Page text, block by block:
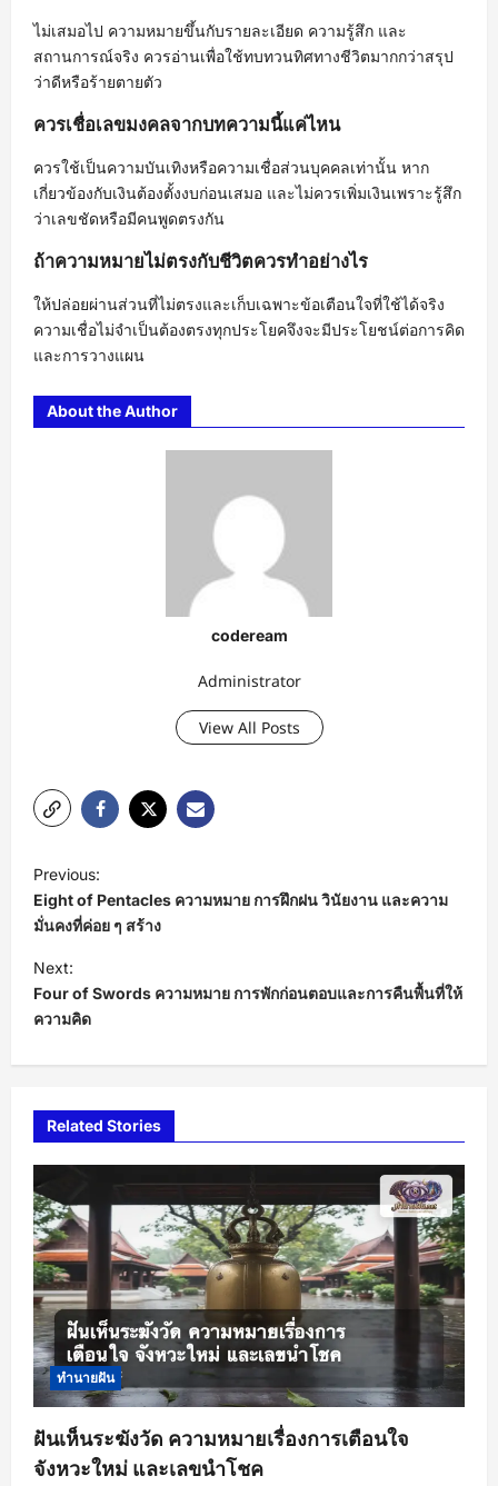
ไม่เสมอไป ความหมายขึ้นกับรายละเอียด ความรู้สึก และ
สถานการณ์จริง ควรอ่านเพื่อใช้ทบทวนทิศทางชีวิตมากกว่าสรุป
ว่าดีหรือร้ายตายตัว
ควรเชื่อเลขมงคลจากบทความนี้แค่ไหน
ควรใช้เป็นความบันเทิงหรือความเชื่อส่วนบุคคลเท่านั้น หาก
เกี่ยวข้องกับเงินต้องตั้งงบก่อนเสมอ และไม่ควรเพิ่มเงินเพราะรู้สึก
ว่าเลขชัดหรือมีคนพูดตรงกัน
ถ้าความหมายไม่ตรงกับชีวิตควรทำอย่างไร
ให้ปล่อยผ่านส่วนที่ไม่ตรงและเก็บเฉพาะข้อเตือนใจที่ใช้ได้จริง
ความเชื่อไม่จำเป็นต้องตรงทุกประโยคจึงจะมีประโยชน์ต่อการคิด
และการวางแผน
About the Author
codeream
Administrator
View All Posts
o
s
t
n
a
v
g
a
t
i
o
n
Previous:
Eight of Pentacles ความหมาย การฝึกฝน วินัยงาน และความ
มั่นคงที่ค่อย ๆ สร้าง
Next:
Four of Swords ความหมาย การพักก่อนตอบและการคืนพื้นที่ให้
ความคิด
Related Stories
ทำนายฝัน
ฝันเห็นระฆังวัด ความหมายเรื่องการเตือนใจ
จังหวะใหม่ และเลขนำโชค